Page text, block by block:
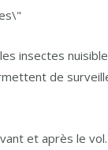
insectes
de
et après le